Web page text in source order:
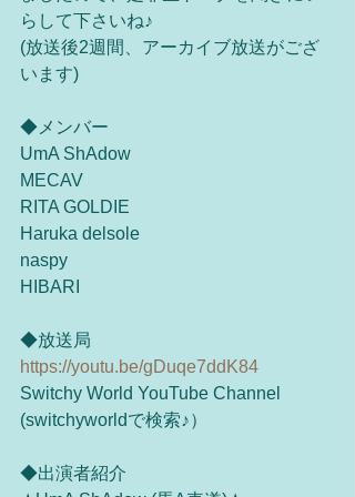
らして下さいね♪
(放送後2週間、アーカイブ放送がござ
います)
◆メンバー
UmA ShAdow
MECAV
RITA GOLDIE
Haruka delsole
naspy
HIBARI
◆放送局
https://youtu.be/gDuqe7ddK84
Switchy World YouTube Channel
(switchyworldで検索♪）
◆出演者紹介